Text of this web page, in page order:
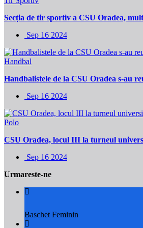
Secția de tir sportiv a CSU Oradea,
Sep 16 2024
Handbal
Handbalistele de la CSU Oradea s-au
Sep 16 2024
Polo
CSU Oradea, locul III la turneul
Sep 16 2024
Urmareste-ne
Baschet Feminin